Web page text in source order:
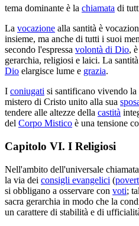
tema dominante è la chiamata di
La vocazione alla santità è
insieme, ma anche di tutti i suoi
secondo l'espressa volontà di Dio,
gerarchia, religiosi e laici. La
Dio elargisce lume e grazia.
I coniugati si santificano vivendo
mistero di Cristo unito alla sua
tendere alle altezze della castità
del Corpo Mistico è una tensione
Capitolo VI. I Religiosi
Nell'ambito dell'universale
la via dei consigli evangelici (
si obbligano a osservare con voti;
sacra gerarchia in modo che la
un carattere di stabilità e di